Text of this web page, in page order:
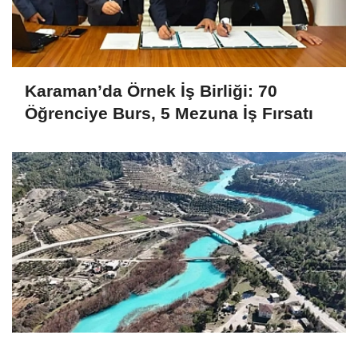
Karaman’da Örnek İş Birliği: 70
Öğrenciye Burs, 5 Mezuna İş Fırsatı